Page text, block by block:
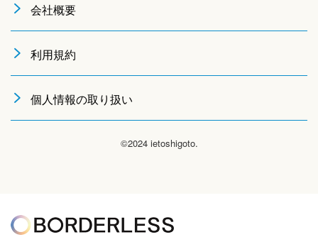
会社概要
利用規約
個人情報の取り扱い
©2024 ietoshigoto.